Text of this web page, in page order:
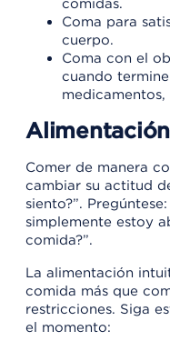
comidas.
Coma para
cuerpo.
Coma con el
cuando
Comer de manera
cambiar su actitud
siento?”.
simplemente estoy
comida?”.
La alimentación
comida más que
restricciones. Siga
el momento: